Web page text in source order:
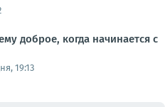
доброе, когда начинается с
19:13